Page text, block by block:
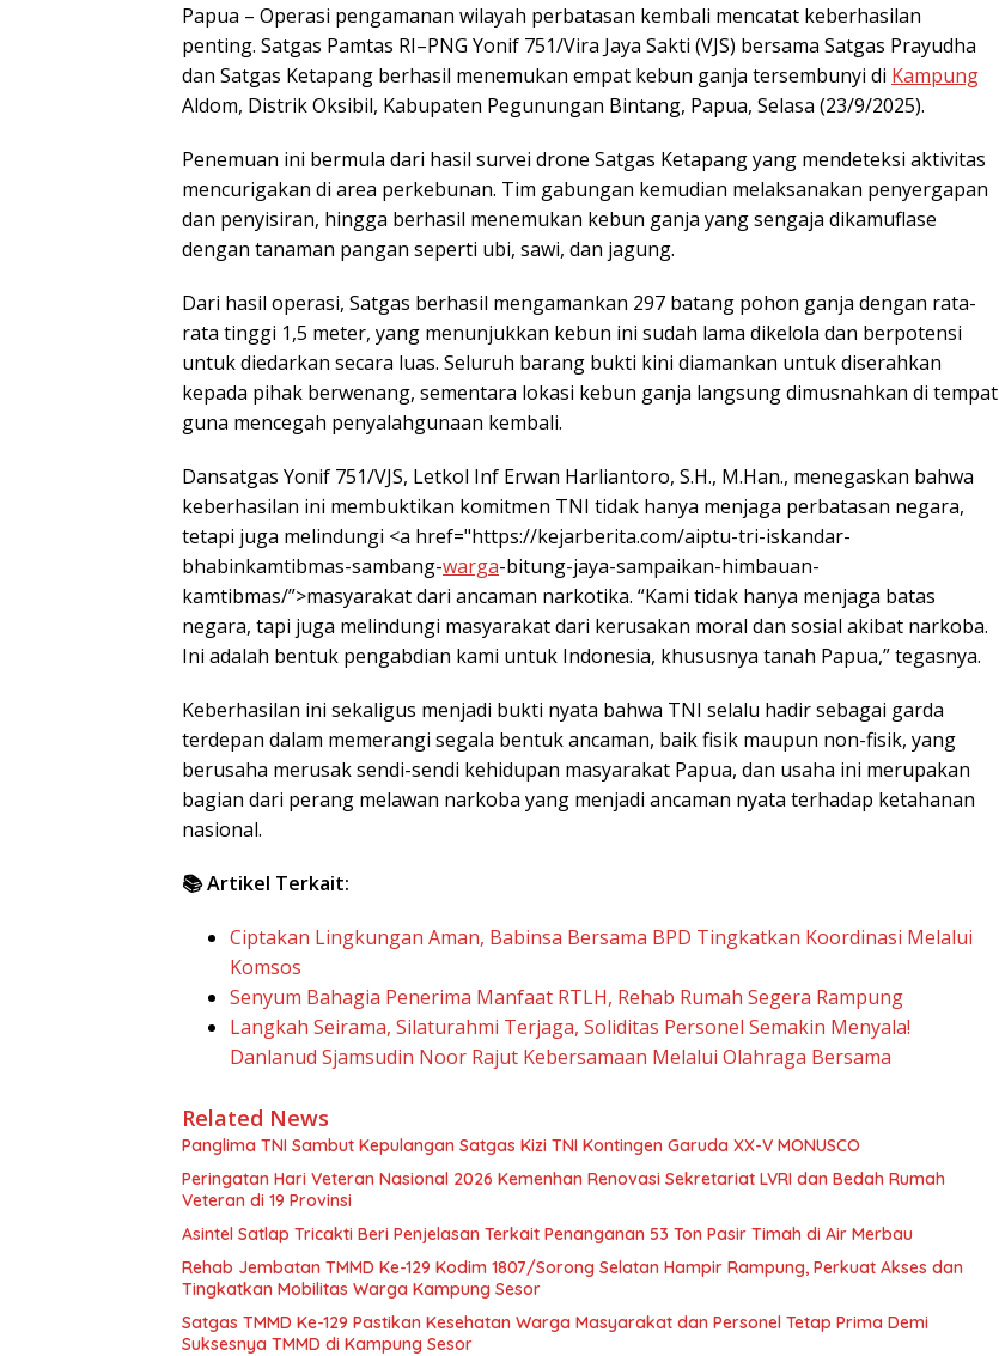
Papua – Operasi pengamanan wilayah perbatasan kembali mencatat keberhasilan
penting. Satgas Pamtas RI–PNG Yonif 751/Vira Jaya Sakti (VJS) bersama Satgas Prayudha
dan Satgas Ketapang berhasil menemukan empat kebun ganja tersembunyi di Kampung
Aldom, Distrik Oksibil, Kabupaten Pegunungan Bintang, Papua, Selasa (23/9/2025).
Penemuan ini bermula dari hasil survei drone Satgas Ketapang yang mendeteksi aktivitas
mencurigakan di area perkebunan. Tim gabungan kemudian melaksanakan penyergapan
dan penyisiran, hingga berhasil menemukan kebun ganja yang sengaja dikamuflase
dengan tanaman pangan seperti ubi, sawi, dan jagung.
Dari hasil operasi, Satgas berhasil mengamankan 297 batang pohon ganja dengan rata-
rata tinggi 1,5 meter, yang menunjukkan kebun ini sudah lama dikelola dan berpotensi
untuk diedarkan secara luas. Seluruh barang bukti kini diamankan untuk diserahkan
kepada pihak berwenang, sementara lokasi kebun ganja langsung dimusnahkan di tempat
guna mencegah penyalahgunaan kembali.
Dansatgas Yonif 751/VJS, Letkol Inf Erwan Harliantoro, S.H., M.Han., menegaskan bahwa
keberhasilan ini membuktikan komitmen TNI tidak hanya menjaga perbatasan negara,
tetapi juga melindungi <a href="https://kejarberita.com/aiptu-tri-iskandar-
bhabinkamtibmas-sambang-warga-bitung-jaya-sampaikan-himbauan-
kamtibmas/”>masyarakat dari ancaman narkotika. “Kami tidak hanya menjaga batas
negara, tapi juga melindungi masyarakat dari kerusakan moral dan sosial akibat narkoba.
Ini adalah bentuk pengabdian kami untuk Indonesia, khususnya tanah Papua,” tegasnya.
Keberhasilan ini sekaligus menjadi bukti nyata bahwa TNI selalu hadir sebagai garda
terdepan dalam memerangi segala bentuk ancaman, baik fisik maupun non-fisik, yang
berusaha merusak sendi-sendi kehidupan masyarakat Papua, dan usaha ini merupakan
bagian dari perang melawan narkoba yang menjadi ancaman nyata terhadap ketahanan
nasional.
📚 Artikel Terkait:
Ciptakan Lingkungan Aman, Babinsa Bersama BPD Tingkatkan Koordinasi Melalui
Komsos
Senyum Bahagia Penerima Manfaat RTLH, Rehab Rumah Segera Rampung
Langkah Seirama, Silaturahmi Terjaga, Soliditas Personel Semakin Menyala!
Danlanud Sjamsudin Noor Rajut Kebersamaan Melalui Olahraga Bersama
Related News
Panglima TNI Sambut Kepulangan Satgas Kizi TNI Kontingen Garuda XX-V MONUSCO
Peringatan Hari Veteran Nasional 2026 Kemenhan Renovasi Sekretariat LVRI dan Bedah Rumah
Veteran di 19 Provinsi
Asintel Satlap Tricakti Beri Penjelasan Terkait Penanganan 53 Ton Pasir Timah di Air Merbau
Rehab Jembatan TMMD Ke-129 Kodim 1807/Sorong Selatan Hampir Rampung, Perkuat Akses dan
Tingkatkan Mobilitas Warga Kampung Sesor
Satgas TMMD Ke-129 Pastikan Kesehatan Warga Masyarakat dan Personel Tetap Prima Demi
Suksesnya TMMD di Kampung Sesor